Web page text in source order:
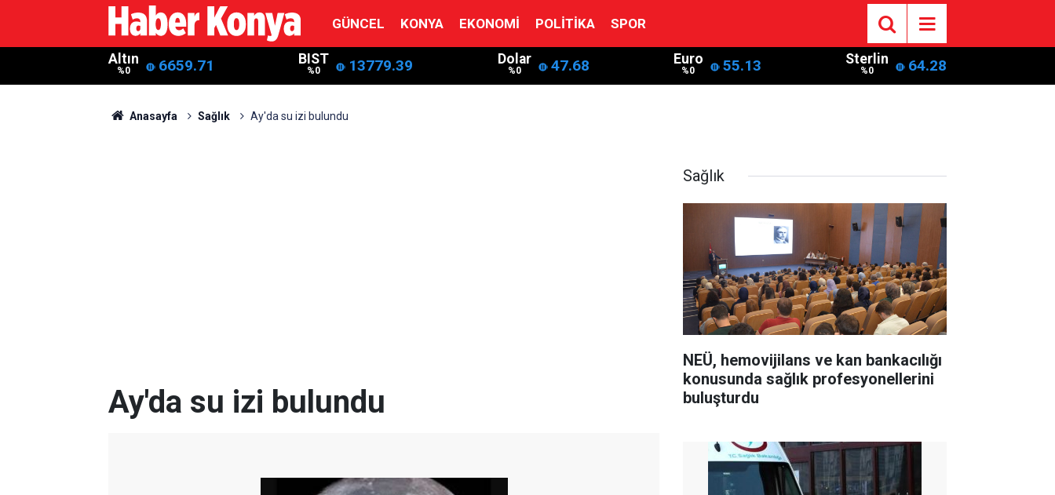
GÜNCEL KONYA EKONOMI POLITIKA SPOR
Altın
%0 6659.71 BIST
%0 13779.39 Dolar
%0 47.68 Euro
%0 55.13 Sterlin
%0 64.28
Anasayfa Sağlık Ay'da su izi bulundu
Ay'da su izi bulundu
Sağlık
NEÜ, hemovijilans ve kan bankacılığı
konusunda sağlık profesyonellerini
buluşturdu